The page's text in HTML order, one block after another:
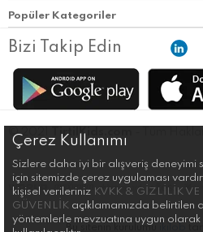
Popüler Kategoriler
Bizi Takip Edin
© 2021 TirtilKids.com
Bu sitenin kurulumu
Çerez Kullanımı
Sizlere daha iyi bir alışveriş deneyimi
için sitemizde çerez uygulaması
kişisel verileriniz KVKK & GİZLİLİK VE
GÜVENLİK açıklamamızda belirtilen
yöntemlerle mevzuatına uygun olarak